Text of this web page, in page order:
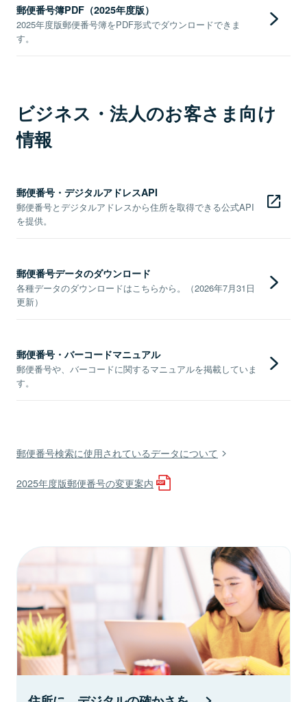
郵便番号簿PDF（2025年度版）
2025年度版郵便番号簿をPDF形式でダウンロードできま
す。
ビジネス・法人のお客さま向け
情報
郵便番号・デジタルアドレスAPI
郵便番号とデジタルアドレスから住所を取得できる公式API
を提供。
郵便番号データのダウンロード
各種データのダウンロードはこちらから。（2026年7月31日
更新）
郵便番号・バーコードマニュアル
郵便番号や、バーコードに関するマニュアルを掲載していま
す。
郵便番号検索に使用されているデータについて
2025年度版郵便番号の変更案内